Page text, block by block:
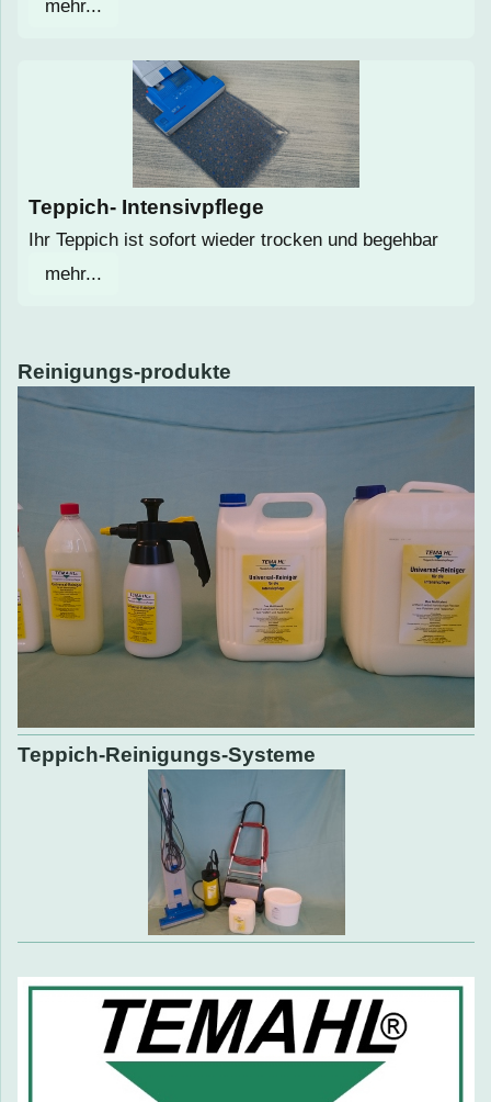
mehr...
Teppich- Intensivpflege
Ihr Teppich ist sofort wieder trocken und begehbar
mehr...
Reinigungs-produkte
Teppich-Reinigungs-Systeme